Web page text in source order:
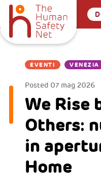
EVENTI VENEZIA
Posted 07 mag 2026
We Rise
Others:
in
Home